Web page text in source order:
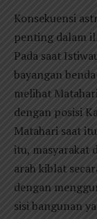
Konsekuensi
penting dalam
Pada saat
bayangan
melihat
dengan posisi
Matahari saat
itu, masyarakat
arah kiblat
dengan
sisi bangunan